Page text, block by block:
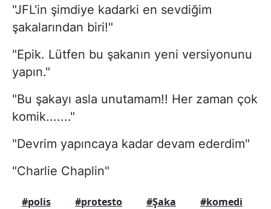
"JFL'in şimdiye kadarki en sevdiğim
şakalarından biri!"
"Epik. Lütfen bu şakanın yeni versiyonunu
yapın."
"Bu şakayı asla unutamam!! Her zaman çok
komik......."
"Devrim yapıncaya kadar devam ederdim"
"Charlie Chaplin"
#polis #protesto #Şaka #komedi